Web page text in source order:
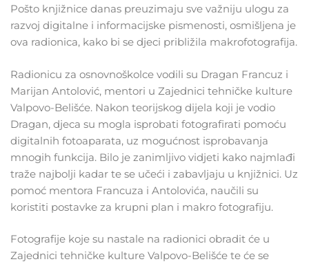
Pošto knjižnice danas preuzimaju sve važniju ulogu za
razvoj digitalne i informacijske pismenosti, osmišljena je
ova radionica, kako bi se djeci približila makrofotografija.
Radionicu za osnovnoškolce vodili su Dragan Francuz i
Marijan Antolović, mentori u Zajednici tehničke kulture
Valpovo-Belišće. Nakon teorijskog dijela koji je vodio
Dragan, djeca su mogla isprobati fotografirati pomoću
digitalnih fotoaparata, uz mogućnost isprobavanja
mnogih funkcija. Bilo je zanimljivo vidjeti kako najmlađi
traže najbolji kadar te se učeći i zabavljaju u knjižnici. Uz
pomoć mentora Francuza i Antolovića, naučili su
koristiti postavke za krupni plan i makro fotografiju.
Fotografije koje su nastale na radionici obradit će u
Zajednici tehničke kulture Valpovo-Belišće te će se